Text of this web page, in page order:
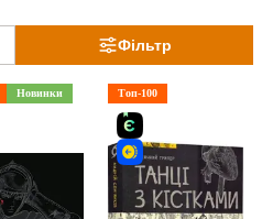
Фільтр
Новинки Топ-100